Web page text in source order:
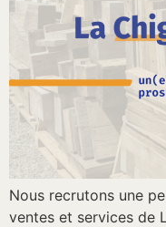
Nous recrutons une
ventes et services de